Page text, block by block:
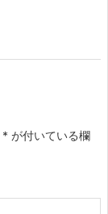
* が付いている欄